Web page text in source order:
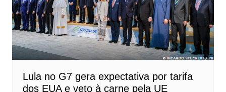
Lula no G7 gera expectativa por tarifa
dos EUA e veto à carne pela UE